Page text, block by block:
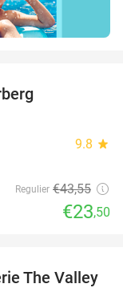
9.8 star
Regulier €43,55
€23,50
42%
The Valley